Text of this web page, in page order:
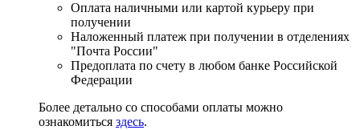
Оплата наличными или картой курьеру при
получении
Наложенный платеж при получении в отделениях
"Почта России"
Предоплата по счету в любом банке Российской
Федерации
Более детально со способами оплаты можно
ознакомиться здесь.